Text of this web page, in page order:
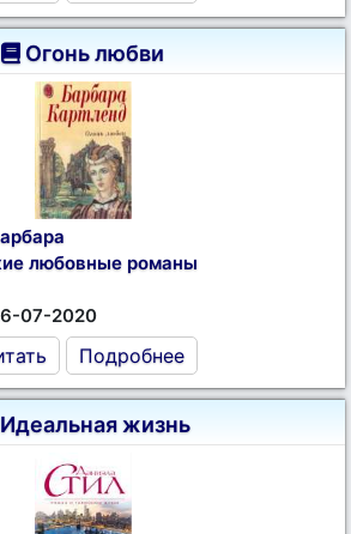
Огонь любви
любовные романы
07-2020
Подробнее
жизнь